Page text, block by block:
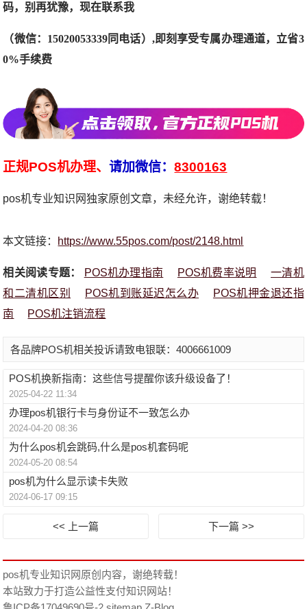
码，别再犹豫，现在联系我
（微信：15020053339同电话）,即刻享受专属办理通道，立省3
0%手续费
正规POS机办理、请加微信：8300163
pos机专业知识网独家原创文章，未经允许，谢绝转载！
本文链接： https://www.55pos.com/post/2148.html
相关阅读专题： POS机办理指南 POS机费率说明
一清机
和二清机区别
POS机到账延迟怎么办
POS机押金退还指
南
POS机注销流程
各品牌POS机相关投诉请致电银联：4006661009
POS机换新指南：这些信号提醒你该升级设备了！
2025-04-22 11:34
办理pos机银行卡与身份证不一致怎么办
2024-04-20 08:36
为什么pos机会跳码,什么是pos机套码呢
2024-05-20 08:54
pos机为什么显示读卡失败
2024-06-17 09:15
<< 上一篇 下一篇 >>
pos机专业知识网原创内容，谢绝转载！
本站致力于打造公益性支付知识网站！